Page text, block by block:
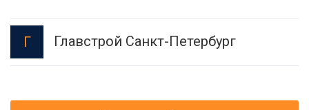
Г Главстрой Санкт-Петербург